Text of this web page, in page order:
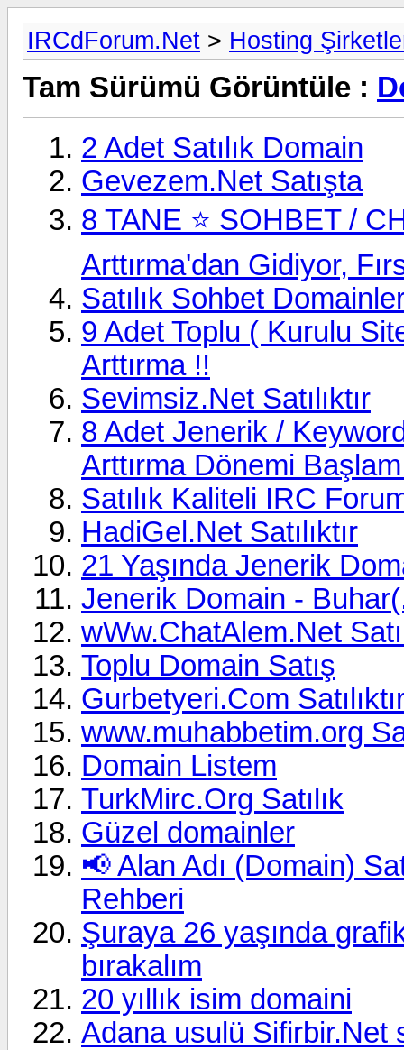
IRCdForum.Net > Hosting
Tam Sürümü Görüntüle :
2 Adet Satılık Domain
Gevezem.Net Satışta
8 TANE ⭐ SOHBET /
Arttırma'dan Gidiyor,
Satılık Sohbet
9 Adet Toplu ( Kurulu
Arttırma !!
Sevimsiz.Net Satılıktır
8 Adet Jenerik /
Arttırma Dönemi
Satılık Kaliteli IRC
HadiGel.Net Satılıktır
21 Yaşında Jenerik
Jenerik Domain -
wWw.ChatAlem.Net
Toplu Domain Satış
Gurbetyeri.Com
www.muhabbetim.org
Domain Listem
TurkMirc.Org Satılık
Güzel domainler
📢 Alan Adı (Domain)
Rehberi
Şuraya 26 yaşında
bırakalım
20 yıllık isim domaini
Adana usulü Sifirbir.Net